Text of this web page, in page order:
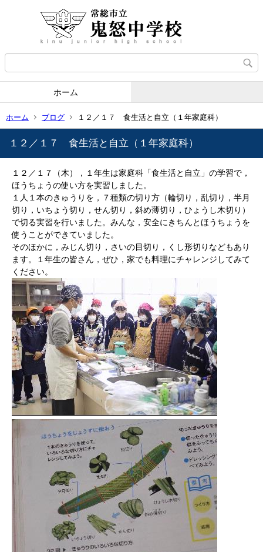
ホーム
ホーム ブログ １２／１７ 食生活と自立（１年家庭科）
１２／１７ 食生活と自立（１年家庭科）
１２／１７（木），１年生は家庭科「食生活と自立」の学習で，
ほうちょうの使い方を実習しました。
１人１本のきゅうりを，７種類の切り方（輪切り，乱切り，半月
切り，いちょう切り，せん切り，斜め薄切り，ひょうし木切り）
で切る実習を行いました。みんな，安全にきちんとほうちょうを
使うことができていました。
そのほかに，みじん切り，さいの目切り，くし形切りなどもあり
ます。１年生の皆さん，ぜひ，家でも料理にチャレンジしてみて
ください。